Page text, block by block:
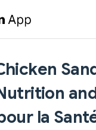
la